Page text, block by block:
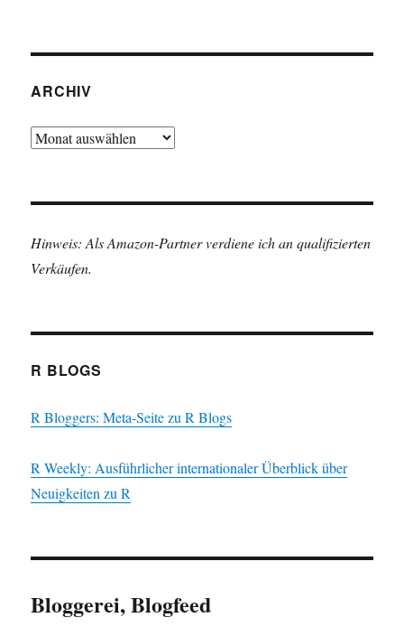
ARCHIV
Archiv
Hinweis: Als Amazon-Partner verdiene ich an qualifizierten
Verkäufen.
R BLOGS
R Bloggers: Meta-Seite zu R Blogs
R Weekly: Ausführlicher internationaler Überblick über
Neuigkeiten zu R
Bloggerei, Blogfeed